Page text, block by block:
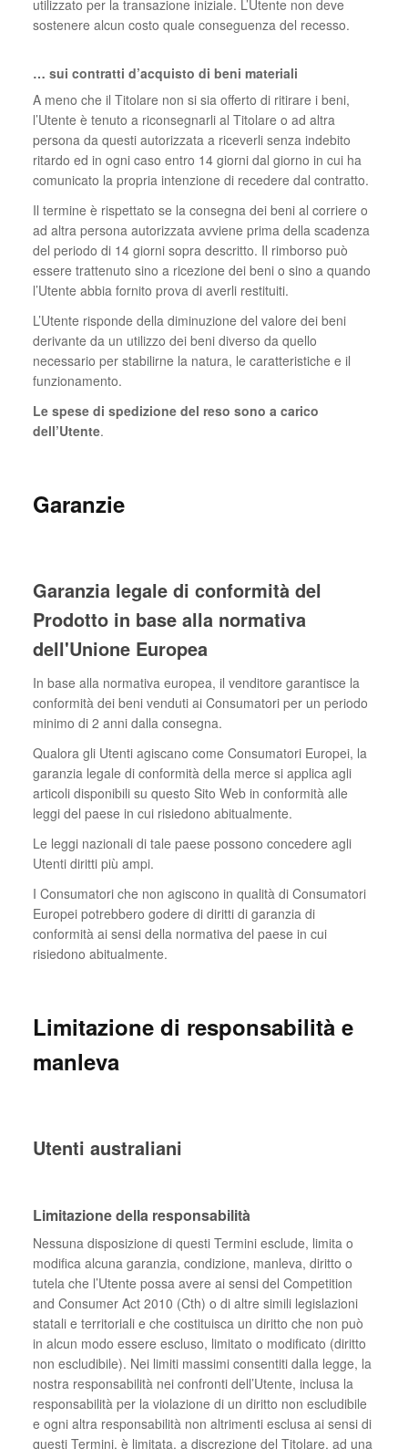
utilizzato per la transazione iniziale. L’Utente non deve
sostenere alcun costo quale conseguenza del recesso.
… sui contratti d’acquisto di beni materiali
A meno che il Titolare non si sia offerto di ritirare i beni,
l’Utente è tenuto a riconsegnarli al Titolare o ad altra
persona da questi autorizzata a riceverli senza indebito
ritardo ed in ogni caso entro 14 giorni dal giorno in cui ha
comunicato la propria intenzione di recedere dal contratto.
Il termine è rispettato se la consegna dei beni al corriere o
ad altra persona autorizzata avviene prima della scadenza
del periodo di 14 giorni sopra descritto. Il rimborso può
essere trattenuto sino a ricezione dei beni o sino a quando
l’Utente abbia fornito prova di averli restituiti.
L’Utente risponde della diminuzione del valore dei beni
derivante da un utilizzo dei beni diverso da quello
necessario per stabilirne la natura, le caratteristiche e il
funzionamento.
Le spese di spedizione del reso sono a carico
dell’Utente.
Garanzie
Garanzia legale di conformità del
Prodotto in base alla normativa
dell'Unione Europea
In base alla normativa europea, il venditore garantisce la
conformità dei beni venduti ai Consumatori per un periodo
minimo di 2 anni dalla consegna.
Qualora gli Utenti agiscano come Consumatori Europei, la
garanzia legale di conformità della merce si applica agli
articoli disponibili su questo Sito Web in conformità alle
leggi del paese in cui risiedono abitualmente.
Le leggi nazionali di tale paese possono concedere agli
Utenti diritti più ampi.
I Consumatori che non agiscono in qualità di Consumatori
Europei potrebbero godere di diritti di garanzia di
conformità ai sensi della normativa del paese in cui
risiedono abitualmente.
Limitazione di responsabilità e
manleva
Utenti australiani
Limitazione della responsabilità
Nessuna disposizione di questi Termini esclude, limita o
modifica alcuna garanzia, condizione, manleva, diritto o
tutela che l’Utente possa avere ai sensi del Competition
and Consumer Act 2010 (Cth) o di altre simili legislazioni
statali e territoriali e che costituisca un diritto che non può
in alcun modo essere escluso, limitato o modificato (diritto
non escludibile). Nei limiti massimi consentiti dalla legge, la
nostra responsabilità nei confronti dell’Utente, inclusa la
responsabilità per la violazione di un diritto non escludibile
e ogni altra responsabilità non altrimenti esclusa ai sensi di
questi Termini, è limitata, a discrezione del Titolare, ad una